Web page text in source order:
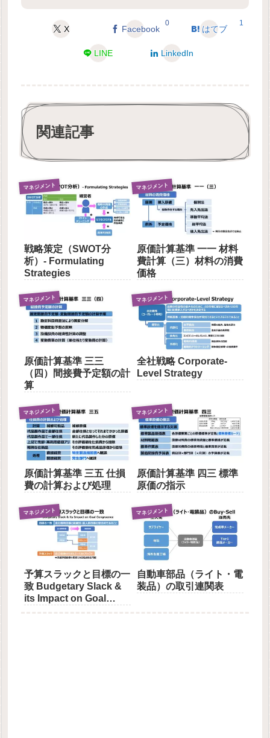
X Facebook
0
はてブ
1
LINE LinkedIn
関連記事
マネジメント
戦略策定（SWOT分
析）- Formulating
Strategies
マネジメント
原価計算基準 一一 材料
費計算（三）材料の消費
価格
マネジメント
原価計算基準 三三
（四）間接費予定額の計
算
マネジメント
全社戦略 Corporate-
Level Strategy
マネジメント
原価計算基準 三五 仕損
費の計算および処理
マネジメント
原価計算基準 四三 標準
原価の指示
マネジメント
予算スラックと目標の一
致 Budgetary Slack &
its Impact on Goal
マネジメント
自動車部品（ライト・電
装品）の取引連関表